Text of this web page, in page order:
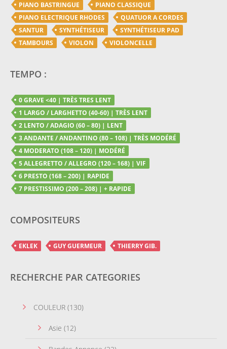
PIANO BASTRINGUE
PIANO CLASSIQUE
PIANO ELECTRIQUE RHODES
QUATUOR A CORDES
SANTUR
SYNTHÉTISEUR
SYNTHÉTISEUR PAD
TAMBOURS
VIOLON VIOLONCELLE
TEMPO :
0 GRAVE <40 | TRÈS TRES LENT
1 LARGO / LARGHETTO (40-60) | TRÈS LENT
2 LENTO / ADAGIO (60 – 80) | LENT
3 ANDANTE / ANDANTINO (80 – 108) | TRÈS MODÉRÉ
4 MODERATO (108 – 120) | MODÉRÉ
5 ALLEGRETTO / ALLEGRO (120 – 168) | VIF
6 PRESTO (168 – 200) | RAPIDE
7 PRESTISSIMO (200 – 208) | + RAPIDE
COMPOSITEURS
EKLEK GUY GUERMEUR THIERRY GIB.
RECHERCHE PAR CATEGORIES
COULEUR (130)
Asie (12)